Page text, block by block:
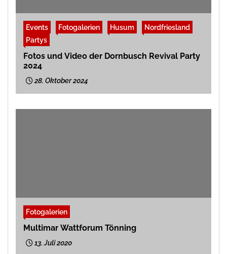
Events Fotogalerien Husum
Nordfriesland
Partys
Fotos und Video der Dornbusch Revival Party
2024
28. Oktober 2024
Fotogalerien
Multimar Wattforum Tönning
13. Juli 2020